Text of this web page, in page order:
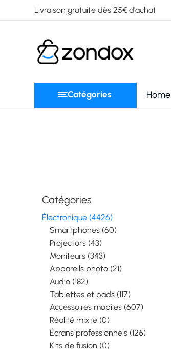
Livraison gratuite dès 25€ d'achat
Catégories Home
Catégories
Électronique (4426)
Smartphones (60)
Projectors (43)
Moniteurs (343)
Appareils photo (21)
Audio (182)
Tablettes et pads (117)
Accessoires mobiles (607)
Réalité mixte (0)
Écrans professionnels (126)
Kits de fusion (0)